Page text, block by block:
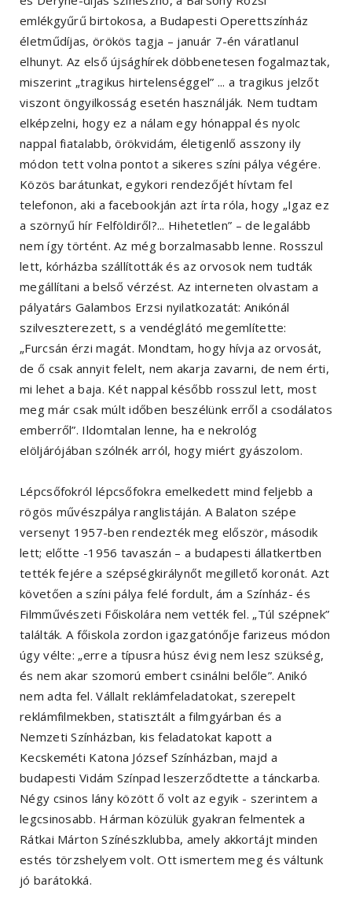
emlékgyűrű birtokosa, a Budapesti Operettszínház
életműdíjas, örökös tagja – január 7-én váratlanul
elhunyt. Az első újsághírek döbbenetesen fogalmaztak,
miszerint „tragikus hirtelenséggel” ... a tragikus jelzőt
viszont öngyilkosság esetén használják. Nem tudtam
elképzelni, hogy ez a nálam egy hónappal és nyolc
nappal fiatalabb, örökvidám, életigenlő asszony ily
módon tett volna pontot a sikeres színi pálya végére.
Közös barátunkat, egykori rendezőjét hívtam fel
telefonon, aki a facebookján azt írta róla, hogy „Igaz ez
a szörnyű hír Felföldiről?... Hihetetlen” – de legalább
nem így történt. Az még borzalmasabb lenne. Rosszul
lett, kórházba szállították és az orvosok nem tudták
megállítani a belső vérzést. Az interneten olvastam a
pályatárs Galambos Erzsi nyilatkozatát: Anikónál
szilveszterezett, s a vendéglátó megemlítette:
„Furcsán érzi magát. Mondtam, hogy hívja az orvosát,
de ő csak annyit felelt, nem akarja zavarni, de nem érti,
mi lehet a baja. Két nappal később rosszul lett, most
meg már csak múlt időben beszélünk erről a csodálatos
emberről”. Ildomtalan lenne, ha e nekrológ
elöljárójában szólnék arról, hogy miért gyászolom.
Lépcsőfokról lépcsőfokra emelkedett mind feljebb a
rögös művészpálya ranglistáján. A Balaton szépe
versenyt 1957-ben rendezték meg először, második
lett; előtte -1956 tavaszán – a budapesti állatkertben
tették fejére a szépségkirálynőt megillető koronát. Azt
követően a színi pálya felé fordult, ám a Színház- és
Filmművészeti Főiskolára nem vették fel. „Túl szépnek”
találták. A főiskola zordon igazgatónője farizeus módon
úgy vélte: „erre a típusra húsz évig nem lesz szükség,
és nem akar szomorú embert csinálni belőle”. Anikó
nem adta fel. Vállalt reklámfeladatokat, szerepelt
reklámfilmekben, statisztált a filmgyárban és a
Nemzeti Színházban, kis feladatokat kapott a
Kecskeméti Katona József Színházban, majd a
budapesti Vidám Színpad leszerződtette a tánckarba.
Négy csinos lány között ő volt az egyik - szerintem a
legcsinosabb. Hárman közülük gyakran felmentek a
Rátkai Márton Színészklubba, amely akkortájt minden
estés törzshelyem volt. Ott ismertem meg és váltunk
jó barátokká.